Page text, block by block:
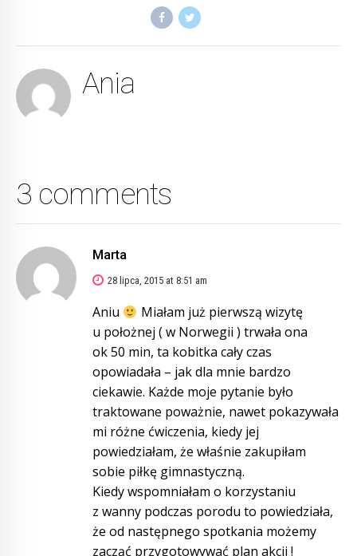
Ania
3 comments
Marta
28 lipca, 2015 at 8:51 am
Aniu
Miałam już pierwszą wizytę
u położnej ( w Norwegii ) trwała ona
ok 50 min, ta kobitka cały czas
opowiadała – jak dla mnie bardzo
ciekawie. Każde moje pytanie było
traktowane poważnie, nawet pokazywała
mi różne ćwiczenia, kiedy jej
powiedziałam, że właśnie zakupiłam
sobie piłkę gimnastyczną.
Kiedy wspomniałam o korzystaniu
z wanny podczas porodu to powiedziała,
że od następnego spotkania możemy
zacząć przygotowywać plan akcji !